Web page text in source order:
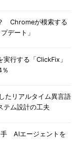
Chromeが模索する
デート」
行する「ClickFix」
たリアルタイム異言語
ム設計の工夫
手 AIエージェントを